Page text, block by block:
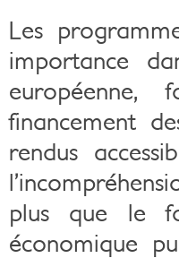
Les
importance
européenne,
financement
rendus
plus que le
économique